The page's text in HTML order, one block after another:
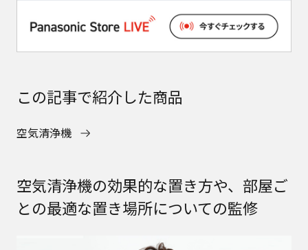
この記事で紹介した商品
空気清浄機
空気清浄機の効果的な置き方や、部屋ご
との最適な置き場所についての監修